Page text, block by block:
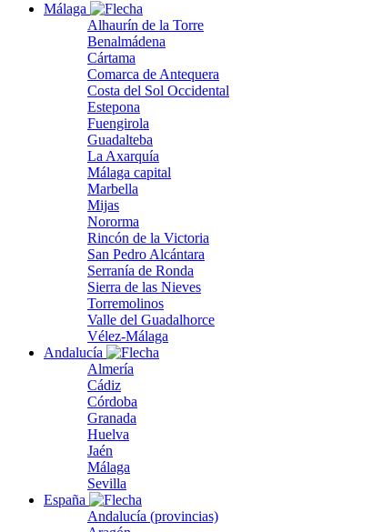
Málaga
Alhaurín de la Torre
Benalmádena
Cártama
Comarca de Antequera
Costa del Sol Occidental
Estepona
Fuengirola
Guadalteba
La Axarquía
Málaga capital
Marbella
Mijas
Nororma
Rincón de la Victoria
San Pedro Alcántara
Serranía de Ronda
Sierra de las Nieves
Torremolinos
Valle del Guadalhorce
Vélez-Málaga
Andalucía
Almería
Cádiz
Córdoba
Granada
Huelva
Jaén
Málaga
Sevilla
España
Andalucía (provincias)